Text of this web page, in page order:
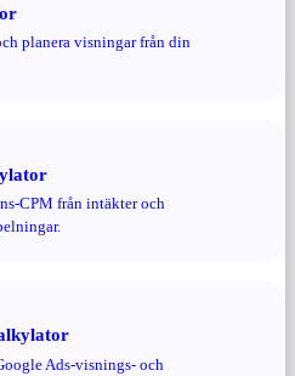
planera visningar från din
CPM från intäkter och
Ads-visnings- och